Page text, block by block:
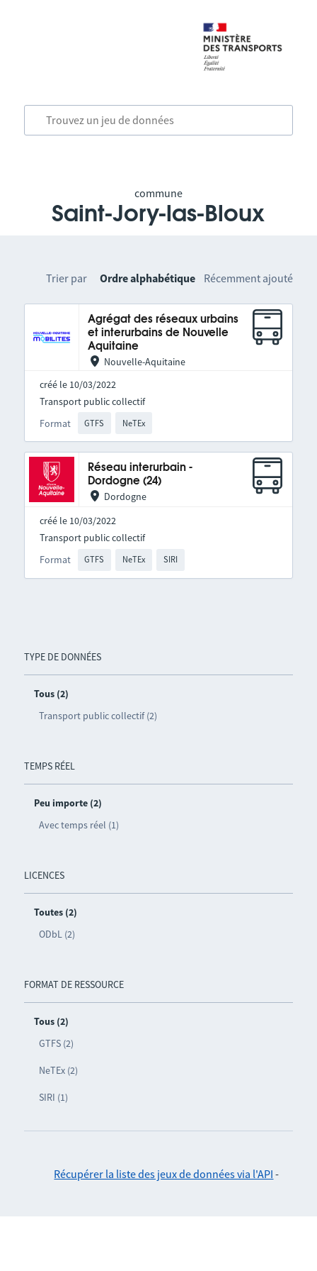
commune
Saint-Jory-las-Bloux
TYPE DE DONNÉES
Tous (2)
Transport public collectif (2)
TEMPS RÉEL
Peu importe (2)
Avec temps réel (1)
LICENCES
Toutes (2)
ODbL (2)
FORMAT DE RESSOURCE
Tous (2)
GTFS (2)
NeTEx (2)
SIRI (1)
Trier par Ordre alphabétique Récemment ajouté
Agrégat des réseaux urbains
et interurbains de Nouvelle
Aquitaine
Nouvelle-Aquitaine
créé le 10/03/2022
Format GTFS NeTEx
Transport public collectif
Réseau interurbain -
Dordogne (24)
Dordogne
créé le 10/03/2022
Format GTFS NeTEx SIRI
Transport public collectif
Récupérer la liste des jeux de données via l'API -